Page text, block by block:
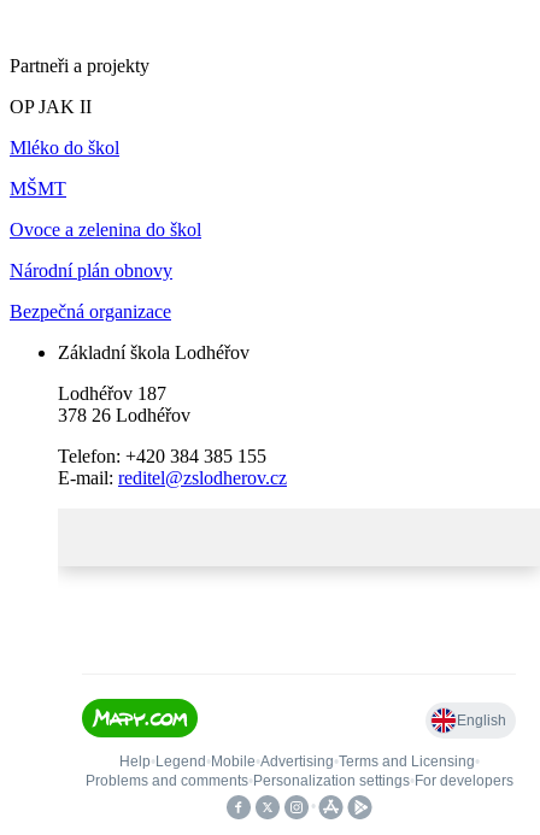
Partneři a projekty
OP JAK II
Mléko do škol
MŠMT
Ovoce a zelenina do škol
Národní plán obnovy
Bezpečná organizace
Základní škola Lodhéřov
Lodhéřov 187
378 26 Lodhéřov
Telefon: +420 384 385 155
E-mail: reditel@zslodherov.cz